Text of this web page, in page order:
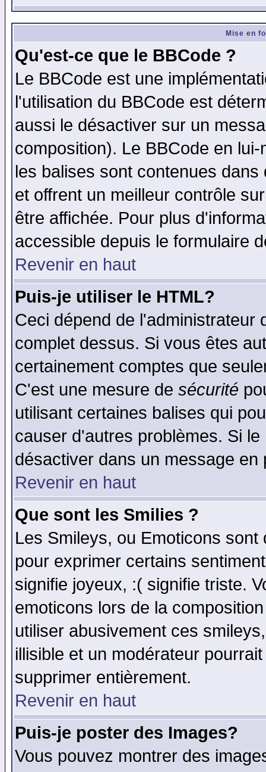
Mise en
Qu'est-ce que le BBCode ?
Le BBCode est une
l'utilisation du BBCode est
aussi le désactiver sur un
composition). Le BBCode en
les balises sont contenues
et offrent un meilleur contrôle
être affichée. Pour plus
accessible depuis le formulaire
Revenir en haut
Puis-je utiliser le HTML?
Ceci dépend de l'administrateur
complet dessus. Si vous êtes
certainement comptes que
C'est une mesure de sécurité
utilisant certaines balises qui
causer d'autres problèmes. Si
désactiver dans un message
Revenir en haut
Que sont les Smilies ?
Les Smileys, ou Emoticons
pour exprimer certains
signifie joyeux, :( signifie triste.
emoticons lors de la
utiliser abusivement ces
illisible et un modérateur
supprimer entièrement.
Revenir en haut
Puis-je poster des Images?
Vous pouvez montrer des